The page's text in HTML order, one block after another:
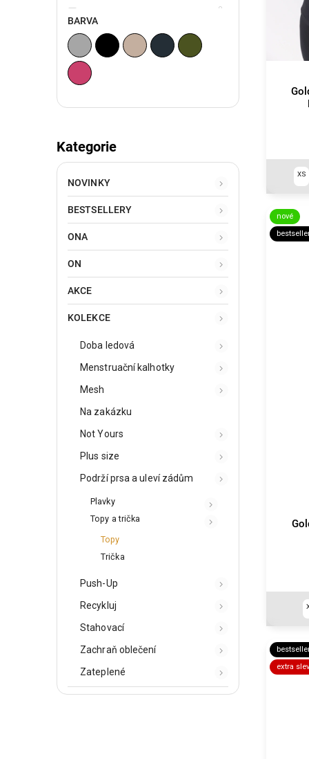
9
BARVA
Kategorie
NOVINKY
BESTSELLERY
ONA
ON
AKCE
KOLEKCE
Doba ledová
Menstruační kalhotky
Mesh
Na zakázku
Not Yours
Plus size
Podrží prsa a uleví zádům
Plavky
Topy a trička
Topy
Trička
Push-Up
Recykluj
Stahovací
Zachraň oblečení
Zateplené
XS
nové
extra